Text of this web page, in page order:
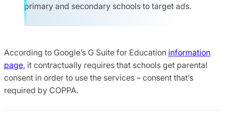
primary and secondary schools to target ads.
According to Google’s G Suite for Education information
page, it contractually requires that schools get parental
consent in order to use the services – consent that’s
required by COPPA.